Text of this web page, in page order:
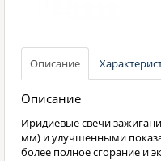
Описание
Описание
Иридиевые свечи
мм) и улучшенными
более полное сгорание и